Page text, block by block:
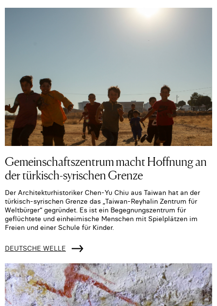
Gemeinschaftszentrum macht Hoffnung an
der türkisch-syrischen Grenze
Der Architekturhistoriker Chen-Yu Chiu aus Taiwan hat an der
türkisch-syrischen Grenze das „Taiwan-Reyhalin Zentrum für
Weltbürger“ gegründet. Es ist ein Begegnungszentrum für
geflüchtete und einheimische Menschen mit Spielplätzen im
Freien und einer Schule für Kinder.
DEUTSCHE WELLE